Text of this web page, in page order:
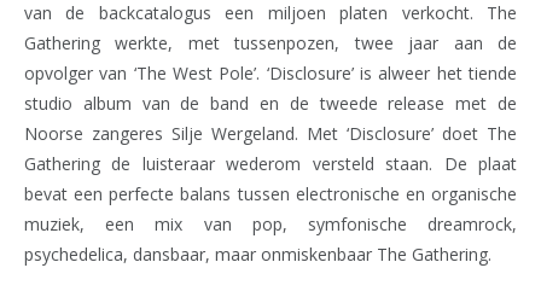
van de backcatalogus een miljoen platen verkocht. The
Gathering werkte, met tussenpozen, twee jaar aan de
opvolger van ‘The West Pole’. ‘Disclosure’ is alweer het tiende
studio album van de band en de tweede release met de
Noorse zangeres Silje Wergeland. Met ‘Disclosure’ doet The
Gathering de luisteraar wederom versteld staan. De plaat
bevat een perfecte balans tussen electronische en organische
muziek, een mix van pop, symfonische dreamrock,
psychedelica, dansbaar, maar onmiskenbaar The Gathering.